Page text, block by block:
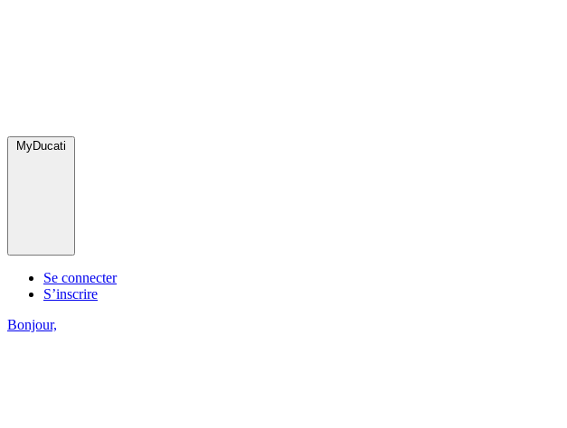
MyDucati
Se connecter
S’inscrire
Bonjour,